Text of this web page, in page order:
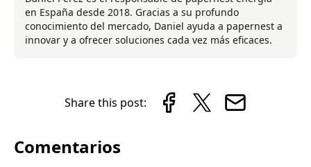
en España desde 2018. Gracias a su profundo
conocimiento del mercado, Daniel ayuda a papernest a
innovar y a ofrecer soluciones cada vez más eficaces.
Share this post:
Comentarios